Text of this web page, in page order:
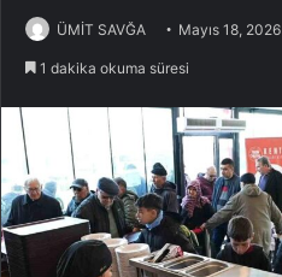
ÜMİT SAVĞA Mayıs 18, 2026
1 dakika okuma süresi